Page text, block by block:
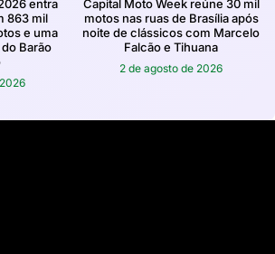
entra
863 mil
e uma
Barão
Capital Moto Week reúne 30 mil
motos nas ruas de Brasília após
noite de clássicos com Marcelo
Falcão e Tihuana
2 de agosto de 2026